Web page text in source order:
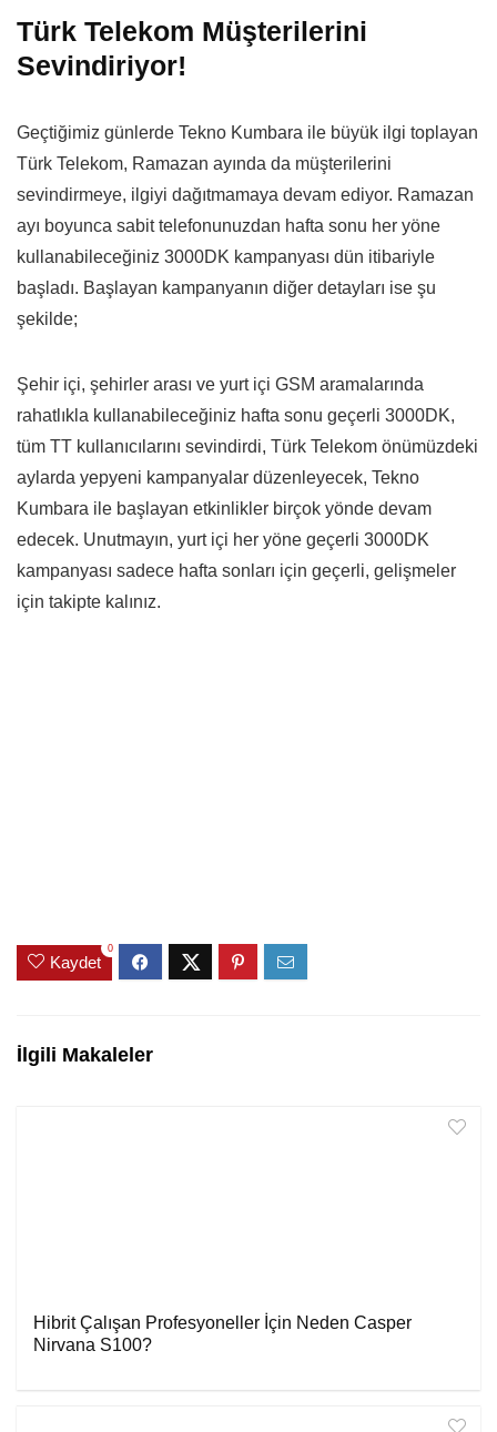
Türk Telekom Müşterilerini
Sevindiriyor!
Geçtiğimiz günlerde Tekno Kumbara ile büyük ilgi toplayan
Türk Telekom, Ramazan ayında da müşterilerini
sevindirmeye, ilgiyi dağıtmamaya devam ediyor. Ramazan
ayı boyunca sabit telefonunuzdan hafta sonu her yöne
kullanabileceğiniz 3000DK kampanyası dün itibariyle
başladı. Başlayan kampanyanın diğer detayları ise şu
şekilde;
Şehir içi, şehirler arası ve yurt içi GSM aramalarında
rahatlıkla kullanabileceğiniz hafta sonu geçerli 3000DK,
tüm TT kullanıcılarını sevindirdi, Türk Telekom önümüzdeki
aylarda yepyeni kampanyalar düzenleyecek, Tekno
Kumbara ile başlayan etkinlikler birçok yönde devam
edecek. Unutmayın, yurt içi her yöne geçerli 3000DK
kampanyası sadece hafta sonları için geçerli, gelişmeler
için takipte kalınız.
Kaydet
0
İlgili Makaleler
Hibrit Çalışan Profesyoneller İçin Neden Casper
Nirvana S100?